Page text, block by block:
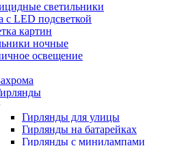
светильники
с LED подсветкой
картин
ночные
освещение
Гирлянды для улицы
Гирлянды на батарейках
Гирлянды с минилампами